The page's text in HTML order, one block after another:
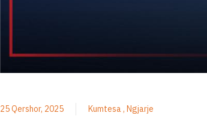
25 Qershor, 2025 Kumtesa Ngjarje